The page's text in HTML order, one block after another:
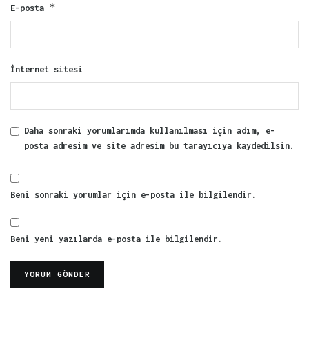
E-posta *
İnternet sitesi
Daha sonraki yorumlarımda kullanılması için adım, e-
posta adresim ve site adresim bu tarayıcıya kaydedilsin.
Beni sonraki yorumlar için e-posta ile bilgilendir.
Beni yeni yazılarda e-posta ile bilgilendir.